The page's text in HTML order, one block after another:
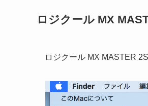
ロジクール MX
ロジクール MX MASTER